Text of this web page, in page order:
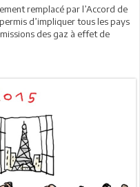
remplacé par l’Accord de
d’impliquer tous les pays
des gaz à effet de